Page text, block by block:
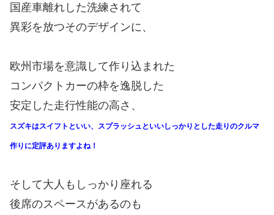
国産車離れした洗練されて
異彩を放つそのデザインに、
欧州市場を意識して作り込まれた
コンパクトカーの枠を逸脱した
安定した走行性能の高さ、
スズキはスイフトといい、スプラッシュといいしっかりとした走りのクルマ
作りに定評ありますよね！
そして大人もしっかり座れる
後席のスペースがあるのも